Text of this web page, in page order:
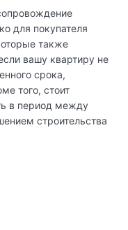
для покупателя
также
вашу квартиру не
срока,
того, стоит
в период между
строительства